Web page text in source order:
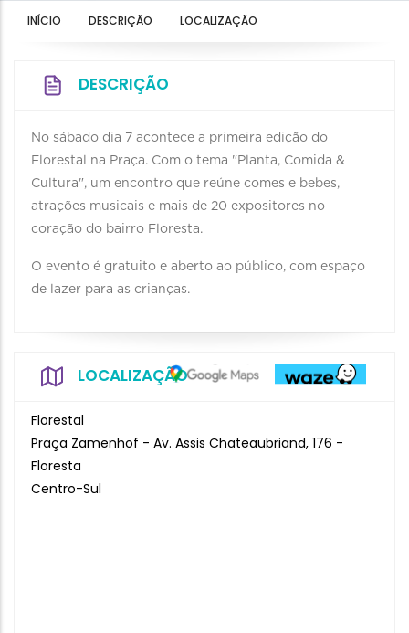
INÍCIO DESCRIÇÃO LOCALIZAÇÃO
DESCRIÇÃO
No sábado dia 7 acontece a primeira edição do
Florestal na Praça. Com o tema "Planta, Comida &
Cultura", um encontro que reúne comes e bebes,
atrações musicais e mais de 20 expositores no
coração do bairro Floresta.
O evento é gratuito e aberto ao público, com espaço
de lazer para as crianças.
LOCALIZAÇÃO
Florestal
Praça Zamenhof - Av. Assis Chateaubriand, 176 -
Floresta
Centro-Sul